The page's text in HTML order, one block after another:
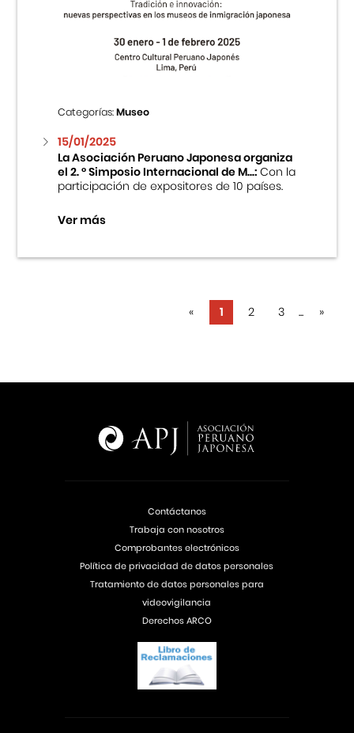
Categorías:Museo
15/01/2025
La Asociación Peruano Japonesa organiza
el 2. ° Simposio Internacional de M...:Con la
participación de expositores de 10 países.
Ver más
« 1 2 3 ... »
Contáctanos
Trabaja con nosotros
Comprobantes electrónicos
Política de privacidad de datos personales
Tratamiento de datos personales para
videovigilancia
Derechos ARCO